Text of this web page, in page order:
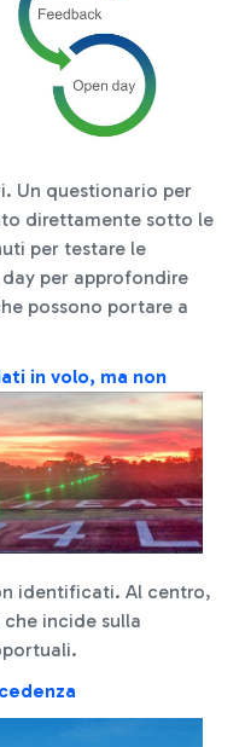
Un questionario per
direttamente sotto le
per testare le
per approfondire
possono portare a
in volo, ma non
identificati. Al centro,
incide sulla